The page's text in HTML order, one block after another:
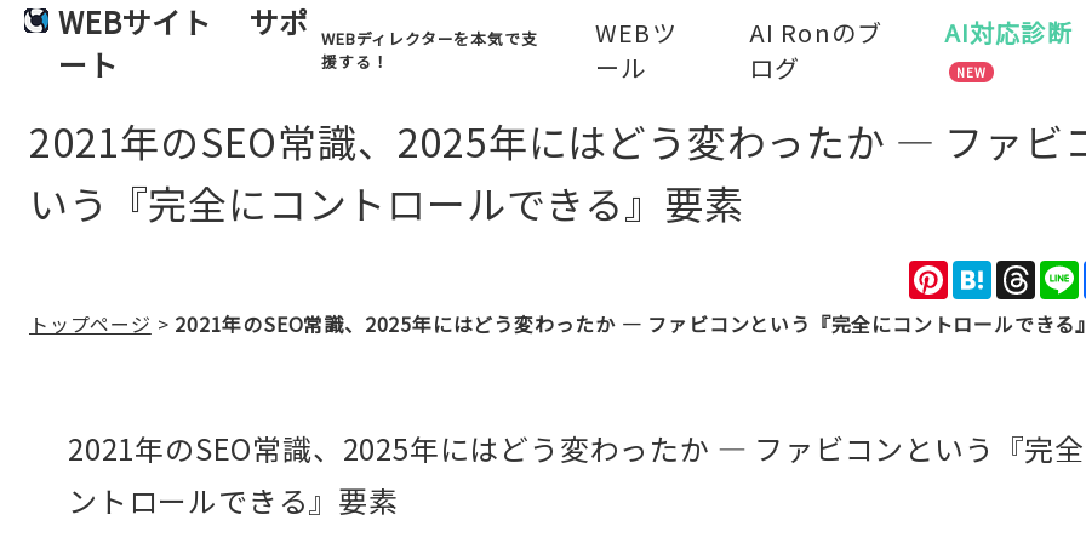
WEBサイト
サポ
ート
WEBディレクターを本気で支
援する！
WEBツ
ール
AI Ronのブ
ログ
AI対応診断
NEW
2021年のSEO常識、2025年にはどう変わったか — ファビ
いう『完全にコントロールできる』要素
Hatena
Pinterest
トップページ > 2021年のSEO常識、2025年にはどう変わったか — ファビコンという『完全にコントロールできる
2021年のSEO常識、2025年にはどう変わったか — ファビコンという『完
ントロールできる』要素